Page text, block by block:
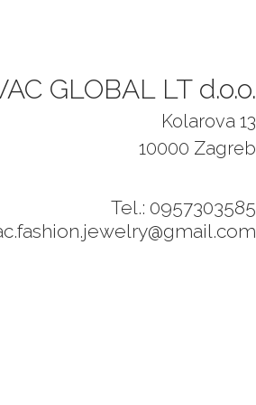
GLOBAL LT d.o.o.
Kolarova 13
10000 Zagreb
Tel.: 0957303585